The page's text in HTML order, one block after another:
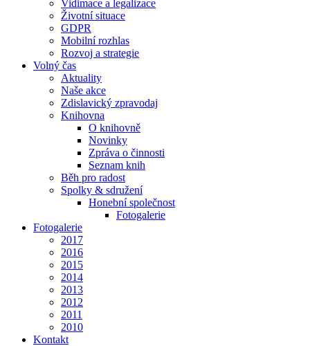
Vidimace a legalizace
Životní situace
GDPR
Mobilní rozhlas
Rozvoj a strategie
Volný čas
Aktuality
Naše akce
Zdislavický zpravodaj
Knihovna
O knihovně
Novinky
Zpráva o činnosti
Seznam knih
Běh pro radost
Spolky & sdružení
Honební společnost
Fotogalerie
Fotogalerie
2017
2016
2015
2014
2013
2012
2011
2010
Kontakt